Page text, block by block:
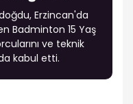
Erzincan'da
Badminton 15 Yaş
ve teknik
kabul etti.